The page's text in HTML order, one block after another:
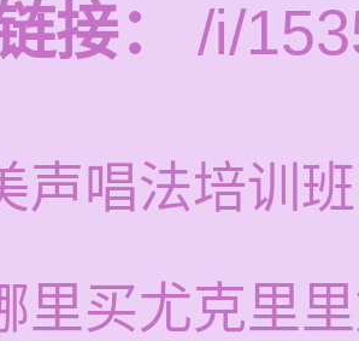
接：
/i/
声唱法培训
里买尤克里